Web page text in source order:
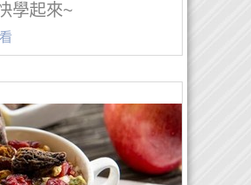
學起來~